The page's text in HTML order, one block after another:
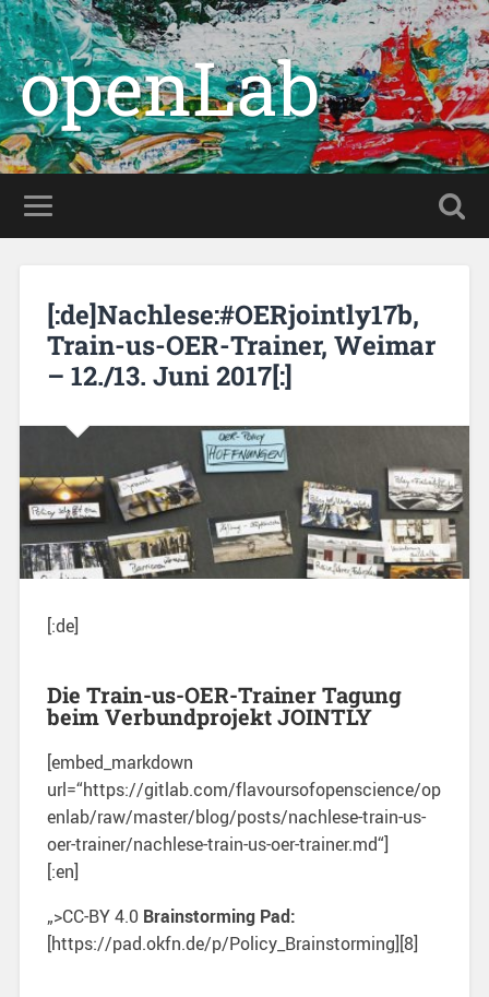
openLab
[:de]Nachlese:#OERjointly17b,
Train-us-OER-Trainer, Weimar
– 12./13. Juni 2017[:]
[:de]
Die Train-us-OER-Trainer Tagung
beim Verbundprojekt JOINTLY
[embed_markdown
url=“https://gitlab.com/flavoursofopenscience/op
enlab/raw/master/blog/posts/nachlese-train-us-
oer-trainer/nachlese-train-us-oer-trainer.md“]
[:en]
„>CC-BY 4.0 Brainstorming Pad:
[https://pad.okfn.de/p/Policy_Brainstorming][8]